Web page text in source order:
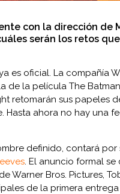
con la dirección de
serán los retos
es oficial. La compañía
de la película The
retomarán sus papeles
Hasta ahora no hay una
definido, contará
. El anuncio formal
Warner Bros. Pictures,
de la primera